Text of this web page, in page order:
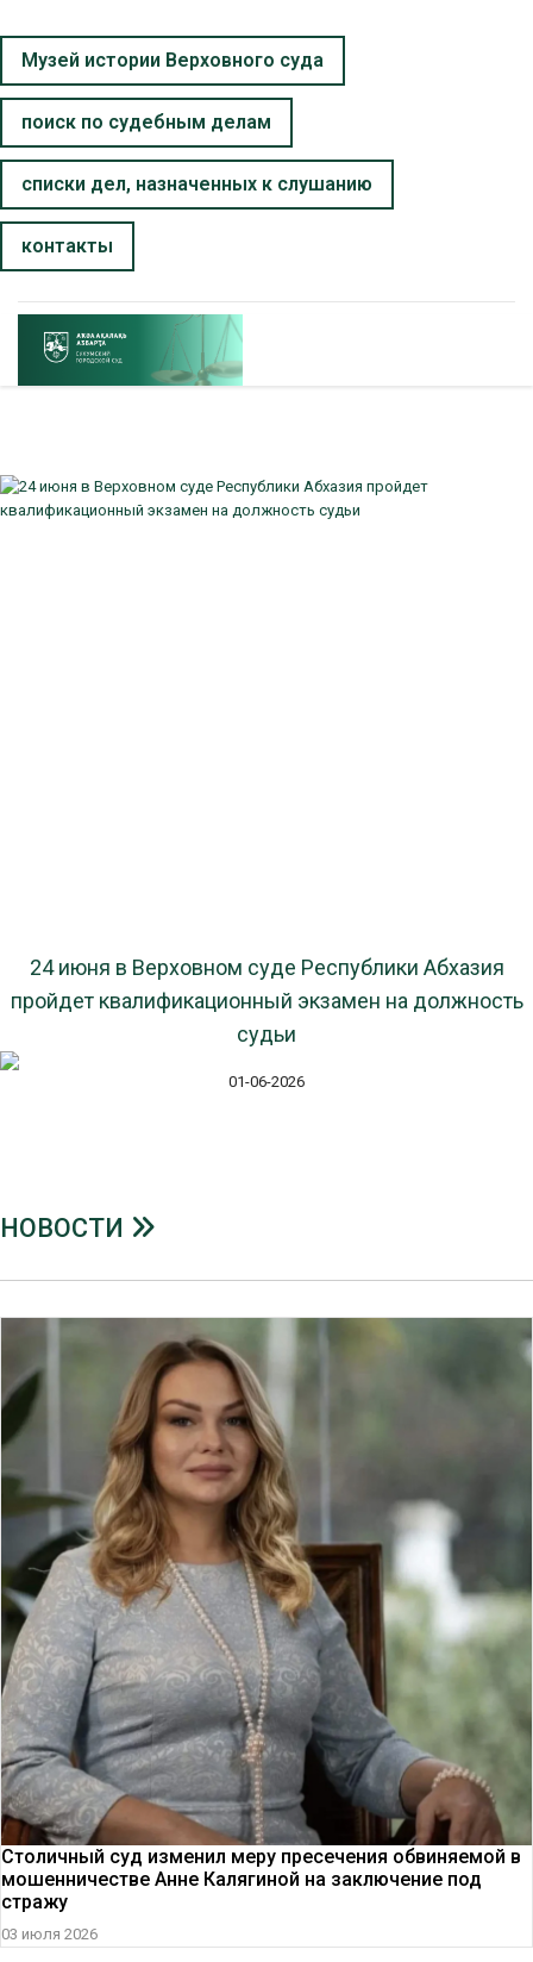
Музей истории Верховного суда
поиск по судебным делам
списки дел, назначенных к слушанию
контакты
24 июня в Верховном суде Республики Абхазия
пройдет квалификационный экзамен на должность
судьи
01-06-2026
НОВОСТИ
Столичный суд изменил меру пресечения обвиняемой в
мошенничестве Анне Калягиной на заключение под
стражу
03 июля 2026